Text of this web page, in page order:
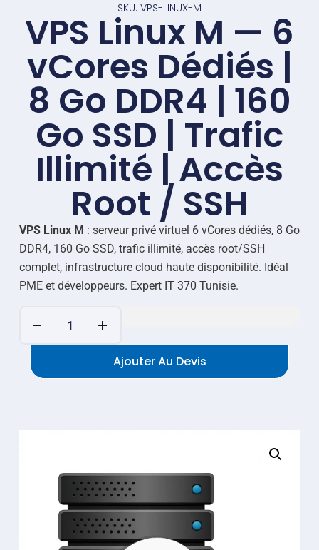
SKU: VPS-LINUX-M
VPS Linux M — 6
vCores Dédiés |
8 Go DDR4 | 160
Go SSD | Trafic
Illimité | Accès
Root / SSH
VPS Linux M : serveur privé virtuel 6 vCores dédiés, 8 Go
DDR4, 160 Go SSD, trafic illimité, accès root/SSH
complet, infrastructure cloud haute disponibilité. Idéal
PME et développeurs. Expert IT 370 Tunisie.
Ajouter Au Devis